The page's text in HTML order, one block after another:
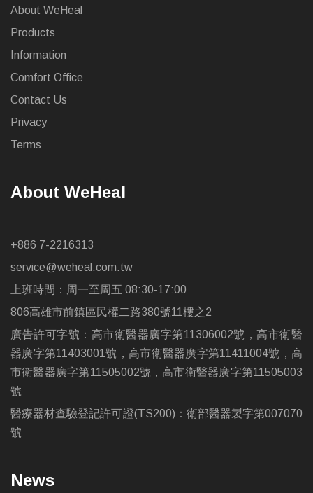
About WeHeal
Products
Information
Comfort Office
Contact Us
Privacy
Terms
About WeHeal
+886 7-2216313
service@weheal.com.tw
上班時間：周一至周五 08:30-17:00
806高雄市前鎮區民權二路380號11樓之2
廣告許可字號：高市衛醫器廣字第11306002號，高市衛醫
器廣字第11403001號，高市衛醫器廣字第11411004號，高
市衛醫器廣字第11505002號，高市衛醫器廣字第11505003
號
醫療器材查驗登記許可證(TS200)：衛部醫器製字第007070
號
News